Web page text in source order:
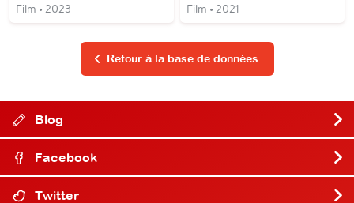
Film • 2023 Film • 2021
Retour à la base de données
Blog
Facebook
Twitter